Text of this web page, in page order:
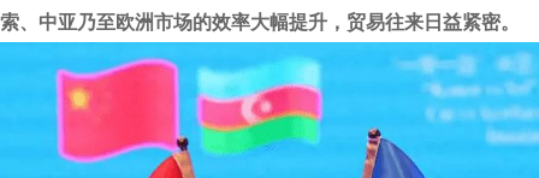
索、中亚乃至欧洲市场的效率大幅提升，贸易往来日益紧密。